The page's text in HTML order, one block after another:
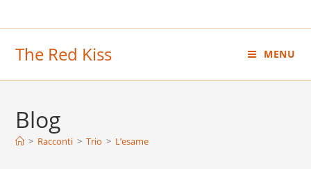
al
The Red Kiss MENU
Blog
> Racconti > Trio > L’esame